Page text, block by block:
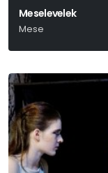
Meselevelek
Mese